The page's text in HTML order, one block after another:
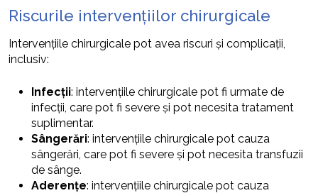
Riscurile intervențiilor chirurgicale
Intervențiile chirurgicale pot avea riscuri și complicații,
inclusiv:
Infecții: intervențiile chirurgicale pot fi urmate de
infecții, care pot fi severe și pot necesita tratament
suplimentar.
Sângerări: intervențiile chirurgicale pot cauza
sângerări, care pot fi severe și pot necesita transfuzii
de sânge.
Aderențe: intervențiile chirurgicale pot cauza